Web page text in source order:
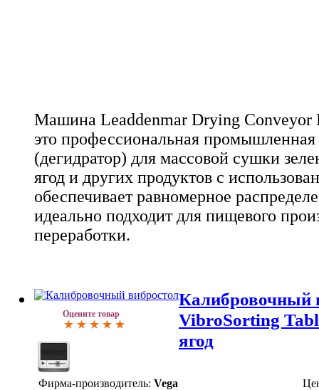
Машина Leaddenmar Drying Conveyor
это профессиональная
(дегидратор) для массовой сушки
ягод и других продуктов с
обеспечивает равномерное
идеально подходит для пищевого
переработки.
Оцените товар
Калибровочный
VibroSorting
ягод
Фирма-производитель: Vega